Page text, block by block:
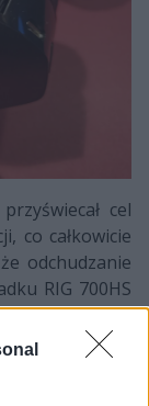
cel
co całkowicie
odchudzanie
RIG 700HS
płynnej i
tego